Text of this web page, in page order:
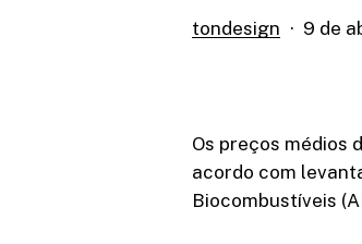
tondesign 9 de
Os preços médios
acordo com
Biocombustíveis